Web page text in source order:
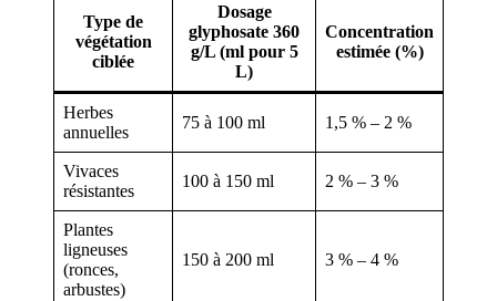
Type de
végétation
ciblée
Dosage
glyphosate 360
g/L (ml pour 5
L)
Concentration
estimée (%)
Herbes
annuelles
75 à 100 ml 1,5 % – 2 %
Vivaces
résistantes
100 à 150 ml 2 % – 3 %
Plantes
ligneuses
(ronces,
arbustes)
150 à 200 ml 3 % – 4 %